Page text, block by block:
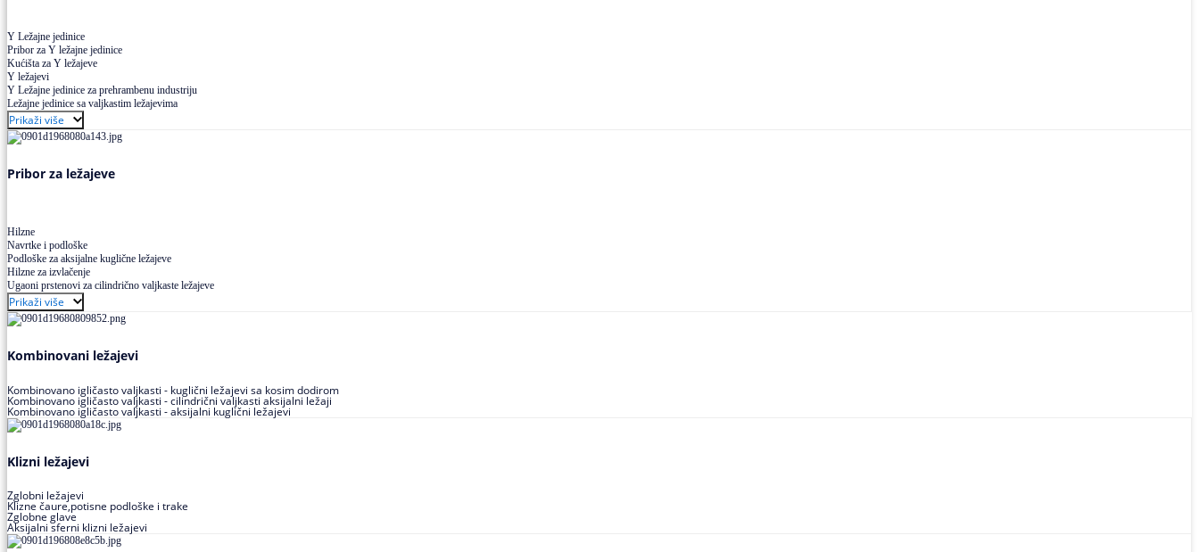
Y Ležajne jedinice
Pribor za Y ležajne jedinice
Kućišta za Y ležajeve
Y ležajevi
Y Ležajne jedinice za prehrambenu industriju
Ležajne jedinice sa valjkastim ležajevima
Prikaži više
Pribor za ležajeve
Hilzne
Navrtke i podloške
Podloške za aksijalne kuglične ležajeve
Hilzne za izvlačenje
Ugaoni prstenovi za cilindrično valjkaste ležajeve
Prikaži više
Kombinovani ležajevi
Kombinovano igličasto valjkasti - kuglični ležajevi sa kosim dodirom
Kombinovano igličasto valjkasti - cilindrični valjkasti aksijalni ležaji
Kombinovano igličasto valjkasti - aksijalni kuglični ležajevi
Klizni ležajevi
Zglobni ležajevi
Klizne čaure,potisne podloške i trake
Zglobne glave
Aksijalni sferni klizni ležajevi